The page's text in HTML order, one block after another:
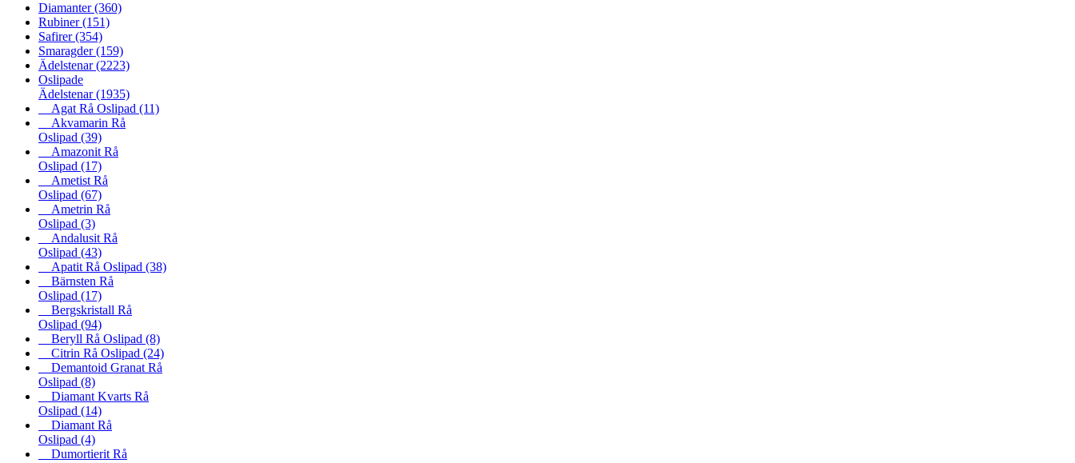
Diamanter(360)
Rubiner(151)
Safirer(354)
Smaragder(159)
Ädelstenar(2223)
Oslipade
Ädelstenar(1935)
Agat Rå Oslipad (11)
Akvamarin Rå
Oslipad (39)
Amazonit Rå
Oslipad (17)
Ametist Rå
Oslipad (67)
Ametrin Rå
Oslipad (3)
Andalusit Rå
Oslipad (43)
Apatit Rå Oslipad (38)
Bärnsten Rå
Oslipad (17)
Bergskristall Rå
Oslipad (94)
Beryll Rå Oslipad (8)
Citrin Rå Oslipad (24)
Demantoid Granat Rå
Oslipad (8)
Diamant Kvarts Rå
Oslipad (14)
Diamant Rå
Oslipad (4)
Dumortierit Rå